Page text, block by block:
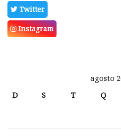
Twitter
Instagram
agosto
D
S T Q